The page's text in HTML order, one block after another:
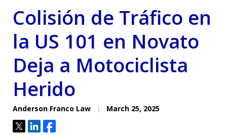
Colisión de Tráfico en
la US 101 en Novato
Deja a Motociclista
Herido
Anderson Franco Law March 25, 2025
TweetShareShare